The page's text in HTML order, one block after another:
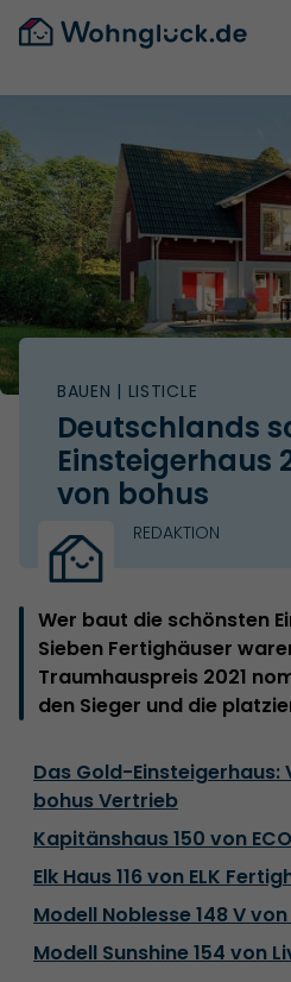
BAUEN | LISTICLE
Deutschlands
Einsteigerhaus
von bohus
REDAKTION
Wer baut die schönsten
Sieben Fertighäuser
Traumhauspreis 2021
den Sieger und die
Das Gold-Einsteigerhaus:
bohus Vertrieb
Kapitänshaus 150 von
Elk Haus 116 von ELK
Modell Noblesse 148 V
Modell Sunshine 154 von